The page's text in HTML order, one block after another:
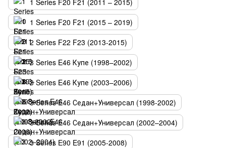
1 Series F20 F21 (2011 – 2015)
1 Series F20 F21 (2015 – 2019)
2 Series F22 F23 (2013-2015)
3 Series E46 Купе (1998–2002)
3 Series E46 Купе (2003–2006)
3 Series E46 Седан+Универсал (1998-2002)
3 Series E46 Седан+Универсал (2002–2004)
3 Series E90 E91 (2005-2008)